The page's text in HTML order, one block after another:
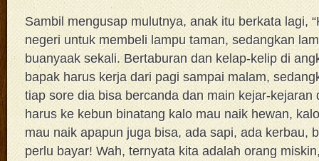
Sambil mengusap mulutnya, anak itu berkata lagi,
negeri untuk membeli lampu taman, sedangkan
buanyaak sekali. Bertaburan dan kelap-kelip di
bapak harus kerja dari pagi sampai malam,
tiap sore dia bisa bercanda dan main kejar-kejaran
harus ke kebun binatang kalo mau naik hewan,
mau naik apapun juga bisa, ada sapi, ada kerbau,
perlu bayar! Wah, ternyata kita adalah orang